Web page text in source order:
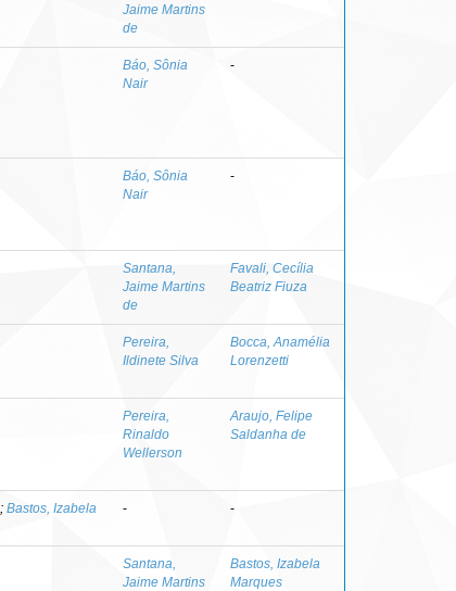
Jaime Martins
de
Báo, Sônia
Nair
-
Báo, Sônia
Nair
-
Santana,
Jaime Martins
de
Favali, Cecília
Beatriz Fiuza
Pereira,
Ildinete Silva
Bocca, Anamélia
Lorenzetti
Pereira,
Rinaldo
Wellerson
Araujo, Felipe
Saldanha de
; Bastos, Izabela
- -
Santana,
Jaime Martins
Bastos, Izabela
Marques